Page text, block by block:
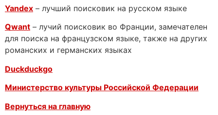
Yandex – лучший поисковик на русском языке
Qwant – лучий поисковик во Франции, замечателен
для поиска на французском языке, также на других
романских и германских языках
Duckduckgo
Министерство культуры Российской Федерации
Вернуться на главную